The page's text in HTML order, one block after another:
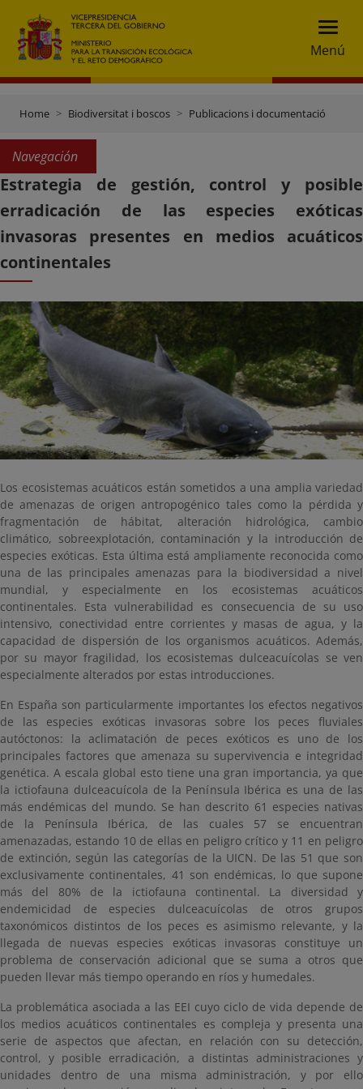
Menú
Home Biodiversitat i boscos Publicacions i documentació
Navegación
Estrategia de gestión, control y posible
erradicación de las especies exóticas
invasoras presentes en medios acuáticos
continentales
Los ecosistemas acuáticos están sometidos a una amplia variedad
de amenazas de origen antropogénico tales como la pérdida y
fragmentación de hábitat, alteración hidrológica, cambio
climático, sobreexplotación, contaminación y la introducción de
especies exóticas. Esta última está ampliamente reconocida como
una de las principales amenazas para la biodiversidad a nivel
mundial, y especialmente en los ecosistemas acuáticos
continentales. Esta vulnerabilidad es consecuencia de su uso
intensivo, conectividad entre corrientes y masas de agua, y la
capacidad de dispersión de los organismos acuáticos. Además,
por su mayor fragilidad, los ecosistemas dulceacuícolas se ven
especialmente alterados por estas introducciones.
En España son particularmente importantes los efectos negativos
de las especies exóticas invasoras sobre los peces fluviales
autóctonos: la aclimatación de peces exóticos es uno de los
principales factores que amenaza su supervivencia e integridad
genética. A escala global esto tiene una gran importancia, ya que
la ictiofauna dulceacuícola de la Península Ibérica es una de las
más endémicas del mundo. Se han descrito 61 especies nativas
de la Península Ibérica, de las cuales 57 se encuentran
amenazadas, estando 10 de ellas en peligro crítico y 11 en peligro
de extinción, según las categorías de la UICN. De las 51 que son
exclusivamente continentales, 41 son endémicas, lo que supone
más del 80% de la ictiofauna continental. La diversidad y
endemicidad de especies dulceacuícolas de otros grupos
taxonómicos distintos de los peces es asimismo relevante, y la
llegada de nuevas especies exóticas invasoras constituye un
problema de conservación adicional que se suma a otros que
pueden llevar más tiempo operando en ríos y humedales.
La problemática asociada a las EEI cuyo ciclo de vida depende de
los medios acuáticos continentales es compleja y presenta una
serie de aspectos que afectan, en relación con su detección,
control, y posible erradicación, a distintas administraciones y
unidades dentro de una misma administración, y por ello